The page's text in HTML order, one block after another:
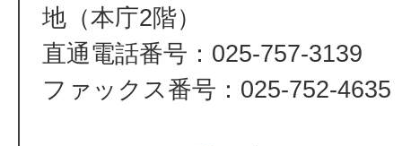
地（本庁2階）
直通電話番号：025-757-3139
ファックス番号：025-752-4635